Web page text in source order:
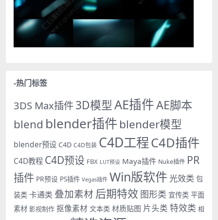
-热门标签
3DS Max插件3D模型AE插件AE脚本
blend blender插件 blender模型
blender预设 C4D C4D包装 C4D工程C4D插件
C4D教程 C4D预设 FBX LUT预设 Maya插件 Nuke插件 PR
插件 PR预设 PS插件 Vegas插件 Win版软件 光效类 包
装类 卡通类 叠加素材 后期特效 图形类 宣传类 平面
素材 影视制作 抠像素材 文本类 材质贴图 片头类 特效类 相